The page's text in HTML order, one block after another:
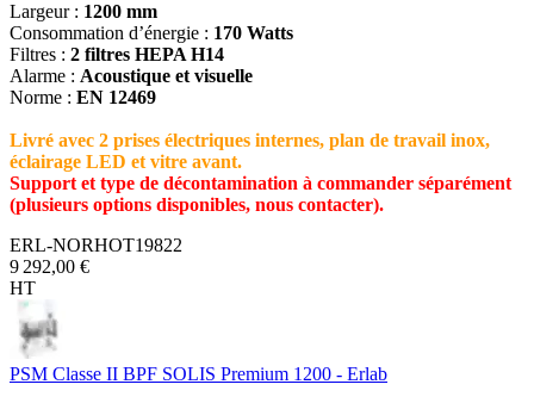
Largeur : 1200 mm
Consommation d’énergie : 170 Watts
Filtres : 2 filtres HEPA H14
Alarme : Acoustique et visuelle
Norme : EN 12469
Livré avec 2 prises électriques internes, plan de travail inox,
éclairage LED et vitre avant.
Support et type de décontamination à commander séparément
(plusieurs options disponibles, nous contacter).
ERL-NORHOT19822
9 292,00 €
HT
PSM Classe II BPF SOLIS Premium 1200 - Erlab